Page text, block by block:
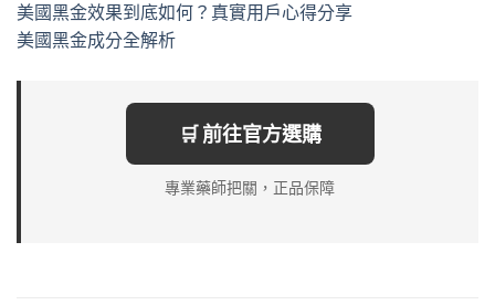
美國黑金效果到底如何？真實用戶心得分享
美國黑金成分全解析
🛒 前往官方選購
專業藥師把關，正品保障